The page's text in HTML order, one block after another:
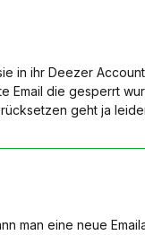
in ihr Deezer
Email die gesperrt
geht ja
man eine neue